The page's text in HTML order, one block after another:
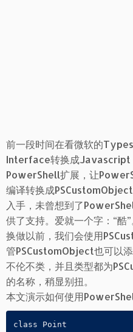
前一段时间在看微软的
Interface转换成Javascript
PowerShell扩展，让
编译转换成
入手，未曾想到了
供了支持。爱就一个字：“酷”
换做以前，我们会使用
管PSCustomObject也可以
不伦不类，并且类型都为
的名称，稍显别扭。
本文演示如何使用
class Point